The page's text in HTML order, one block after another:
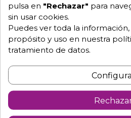
Descripción Detalles
Freidora con cuba
Dimensiones: 27 cm ancho x
pulsa en "Rechazar" para
sin usar cookies.
Puedes ver toda la información,
propósito y uso en nuestra
tratamiento de datos.